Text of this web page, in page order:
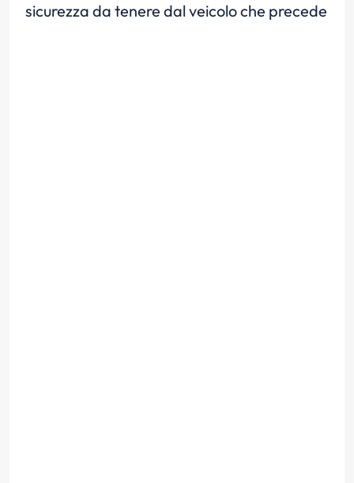
sicurezza da tenere dal veicolo che precede